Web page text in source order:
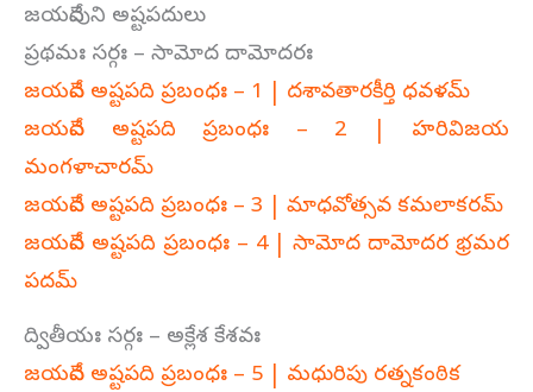
జయదేవుని అష్టపదులు
ప్రథమః సర్గః – సామోద దామోదరః
జయదేవ అష్టపది ప్రబంధః – 1 | దశావతారకీర్తి ధవళమ్‌
జయదేవ అష్టపది ప్రబంధః – 2 | హరివిజయ
మంగళాచారమ్‌
జయదేవ అష్టపది ప్రబంధః – 3 | మాధవోత్సవ కమలాకరమ్‌
జయదేవ అష్టపది ప్రబంధః – 4 | సామోద దామోదర భ్రమర
పదమ్‌
ద్వితీయః సర్గః – అక్లేశ కేశవః
జయదేవ అష్టపది ప్రబంధః – 5 | మధురిపు రత్నకంఠిక